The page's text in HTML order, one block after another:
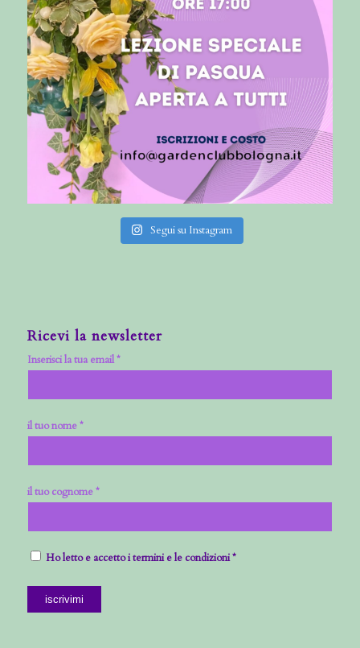
Segui su Instagram
Ricevi la newsletter
Inserisci la tua email *
il tuo nome *
il tuo cognome *
Ho letto e accetto i termini e le condizioni *